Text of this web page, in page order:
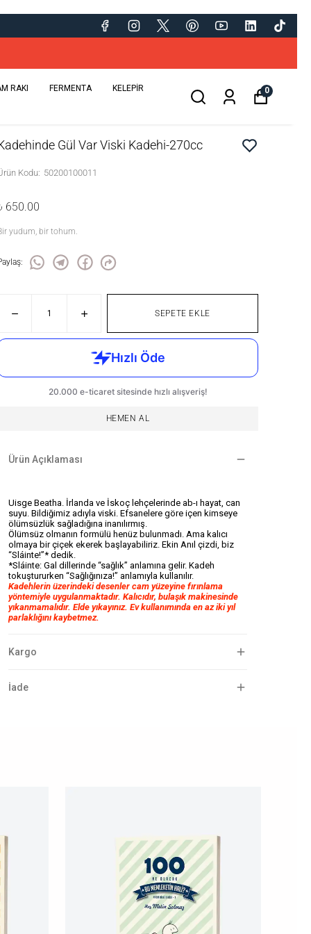
RAKI FERMENTA
KELEPİR
0
Gül Var Viski Kadehi-270cc
Kodu: 50200100011
650.00
yudum, bir tohum.
:
SEPETE EKLE
HEMEN AL
Ürün Açıklaması
Uisge Beatha. İrlanda ve İskoç lehçelerinde ab-ı hayat, can
suyu. Bildiğimiz adıyla viski. Efsanelere göre içen kimseye
ölümsüzlük sağladığına inanılırmış.
Ölümsüz olmanın formülü henüz bulunmadı. Ama kalıcı
olmaya bir çiçek ekerek başlayabiliriz. Ekin Anıl çizdi, biz
“Sláinte!”* dedik.
*Sláinte: Gal dillerinde “sağlık” anlamına gelir. Kadeh
tokuştururken “Sağlığınıza!” anlamıyla kullanılır.
Kadehlerin üzerindeki desenler cam yüzeyine fırınlama
yöntemiyle uygulanmaktadır. Kalıcıdır, bulaşık makinesinde
yıkanmamalıdır. Elde yıkayınız. Ev kullanımında en az iki yıl
parlaklığını kaybetmez.
Kargo
İade